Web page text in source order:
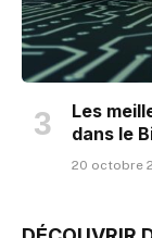
Les
dans le
20 octobre